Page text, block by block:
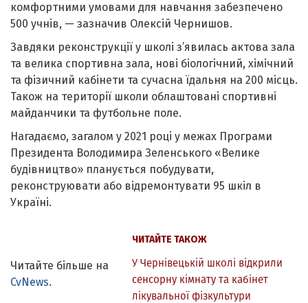
комфортними умовами для навчання забезпечено
500 учнів, — зазначив Олексій Чернишов.
Завдяки реконструкції у школі з’явилась актова зала
та велика спортивна зала, нові біологічний, хімічний
та фізичний кабінети та сучасна їдальня на 200 місць.
Також на території школи облаштовані спортивні
майданчики та футбольне поле.
Нагадаємо, загалом у 2021 році у межах Програми
Президента Володимира Зеленського «Велике
будівництво» планується побудувати,
реконструювати або відремонтувати 95 шкіл в
Україні.
ЧИТАЙТЕ ТАКОЖ
У Чернівецькій школі відкрили
сенсорну кімнату та кабінет
лікувальної фізкультури
Читайте більше на
CvNews.